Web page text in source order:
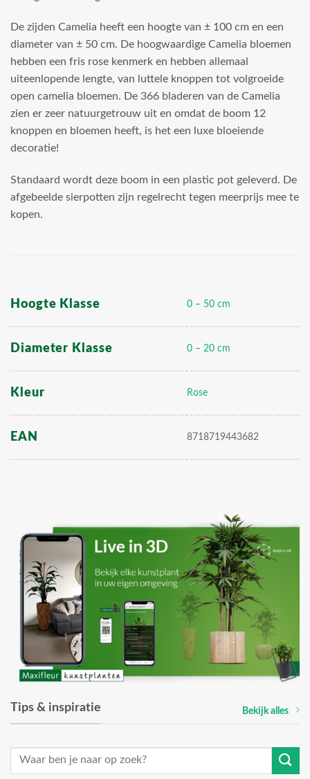
De zijden Camelia heeft een hoogte van ± 100 cm en een
diameter van ± 50 cm. De hoogwaardige Camelia bloemen
hebben een fris rose kenmerk en hebben allemaal
uiteenlopende lengte, van luttele knoppen tot volgroeide
open camelia bloemen. De 366 bladeren van de Camelia
zien er zeer natuurgetrouw uit en omdat de boom 12
knoppen en bloemen heeft, is het een luxe bloeiende
decoratie!
Standaard wordt deze boom in een plastic pot geleverd. De
afgebeelde sierpotten zijn regelrecht tegen meerprijs mee te
kopen.
Hoogte Klasse 0 – 50 cm
Diameter Klasse 0 – 20 cm
Kleur Rose
EAN 8718719443682
Tips & inspiratie Bekijk alles